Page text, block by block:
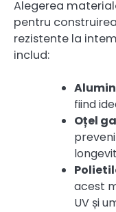
Alegerea
pentru
rezistente la
includ:
fiind
Oțel
acest
UV și